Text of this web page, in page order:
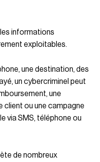
informations
exploitables.
une destination, des
un cybercriminel peut
une
client ou une campagne
via SMS, téléphone ou
de nombreux